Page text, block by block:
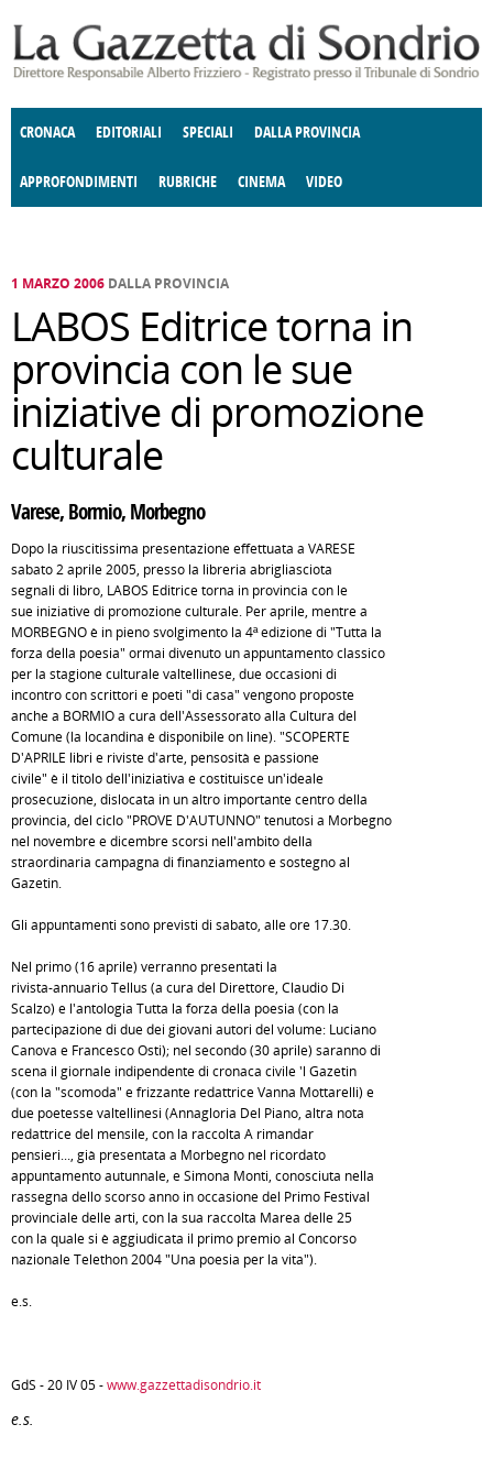
CRONACA EDITORIALI SPECIALI DALLA PROVINCIA
APPROFONDIMENTI
E SPETTACOLI POLITICA
RUBRICHE
DELLE IDEE FATTI DELLO SPIRITO
CINEMA VIDEO
1 MARZO 2006 DALLA PROVINCIA
LABOS Editrice torna in
provincia con le sue
iniziative di promozione
culturale
Varese, Bormio, Morbegno
Dopo la riuscitissima presentazione effettuata a VARESE
sabato 2 aprile 2005, presso la libreria abrigliasciota
segnali di libro, LABOS Editrice torna in provincia con le
sue iniziative di promozione culturale. Per aprile, mentre a
MORBEGNO è in pieno svolgimento la 4ª edizione di "Tutta la
forza della poesia" ormai divenuto un appuntamento classico
per la stagione culturale valtellinese, due occasioni di
incontro con scrittori e poeti "di casa" vengono proposte
anche a BORMIO a cura dell'Assessorato alla Cultura del
Comune (la locandina è disponibile on line). "SCOPERTE
D'APRILE libri e riviste d'arte, pensosità e passione
civile" è il titolo dell'iniziativa e costituisce un'ideale
prosecuzione, dislocata in un altro importante centro della
provincia, del ciclo "PROVE D'AUTUNNO" tenutosi a Morbegno
nel novembre e dicembre scorsi nell'ambito della
straordinaria campagna di finanziamento e sostegno al
Gazetin.
Gli appuntamenti sono previsti di sabato, alle ore 17.30.
Nel primo (16 aprile) verranno presentati la
rivista-annuario Tellus (a cura del Direttore, Claudio Di
Scalzo) e l'antologia Tutta la forza della poesia (con la
partecipazione di due dei giovani autori del volume: Luciano
Canova e Francesco Osti); nel secondo (30 aprile) saranno di
scena il giornale indipendente di cronaca civile 'l Gazetin
(con la "scomoda" e frizzante redattrice Vanna Mottarelli) e
due poetesse valtellinesi (Annagloria Del Piano, altra nota
redattrice del mensile, con la raccolta A rimandar
pensieri..., già presentata a Morbegno nel ricordato
appuntamento autunnale, e Simona Monti, conosciuta nella
rassegna dello scorso anno in occasione del Primo Festival
provinciale delle arti, con la sua raccolta Marea delle 25
con la quale si è aggiudicata il primo premio al Concorso
nazionale Telethon 2004 "Una poesia per la vita").
e.s.
GdS - 20 IV 05 -www.gazzettadisondrio.it
e.s.